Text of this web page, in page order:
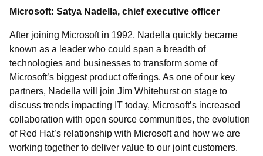
Microsoft: Satya Nadella, chief executive officer
After joining Microsoft in 1992, Nadella quickly became
known as a leader who could span a breadth of
technologies and businesses to transform some of
Microsoft’s biggest product offerings. As one of our key
partners, Nadella will join Jim Whitehurst on stage to
discuss trends impacting IT today, Microsoft’s increased
collaboration with open source communities, the evolution
of Red Hat’s relationship with Microsoft and how we are
working together to deliver value to our joint customers.